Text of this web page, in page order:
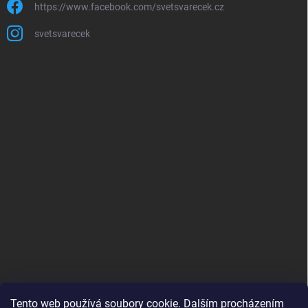
Tento web používá soubory cookie. Dalším procházením
https://www.facebook.com/svetsvarecek.cz
svetsvarecek